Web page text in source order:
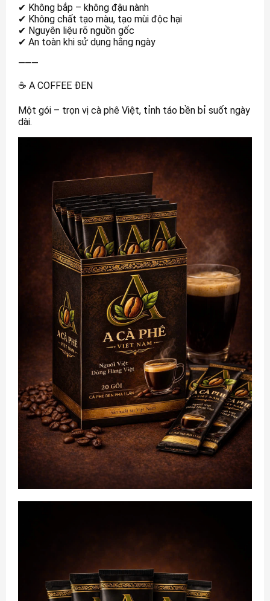
✔ Không bắp – không đậu nành
✔ Không chất tạo màu, tạo mùi độc hại
✔ Nguyên liệu rõ nguồn gốc
✔ An toàn khi sử dụng hằng ngày
⸻
☕ A COFFEE ĐEN
Một gói – trọn vị cà phê Việt, tỉnh táo bền bỉ suốt ngày
dài.